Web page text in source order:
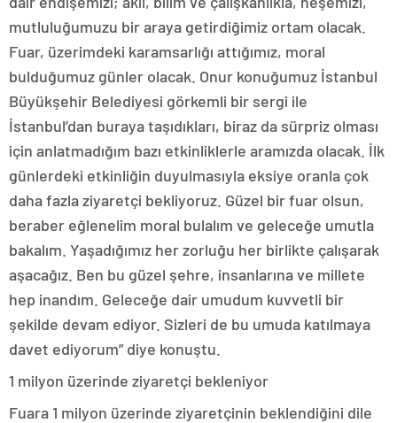
mutluluğumuzu bir araya getirdiğimiz ortam olacak.
Fuar, üzerimdeki karamsarlığı attığımız, moral
bulduğumuz günler olacak. Onur konuğumuz İstanbul
Büyükşehir Belediyesi görkemli bir sergi ile
İstanbul’dan buraya taşıdıkları, biraz da sürpriz olması
için anlatmadığım bazı etkinliklerle aramızda olacak. İlk
günlerdeki etkinliğin duyulmasıyla eksiye oranla çok
daha fazla ziyaretçi bekliyoruz. Güzel bir fuar olsun,
beraber eğlenelim moral bulalım ve geleceğe umutla
bakalım. Yaşadığımız her zorluğu her birlikte çalışarak
aşacağız. Ben bu güzel şehre, insanlarına ve millete
hep inandım. Geleceğe dair umudum kuvvetli bir
şekilde devam ediyor. Sizleri de bu umuda katılmaya
davet ediyorum” diye konuştu.
1 milyon üzerinde ziyaretçi bekleniyor
Fuara 1 milyon üzerinde ziyaretçinin beklendiğini dile